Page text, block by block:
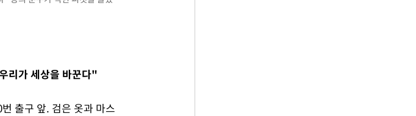
리가 세상을 바꾼다"
출구 앞. 검은 옷과 마스